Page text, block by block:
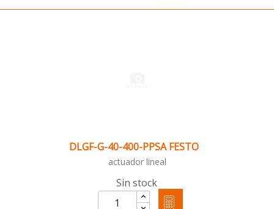
DLGF-G-40-400-PPSA FESTO
actuador lineal
Sin stock